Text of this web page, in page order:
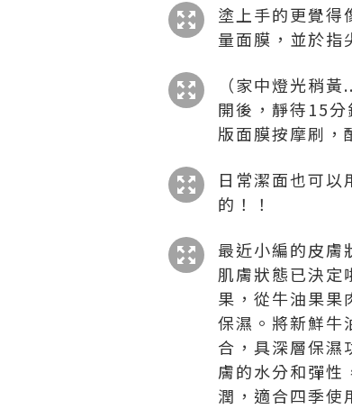
塗上手的更覺得
量面膜，並於指
（家中燈光稍
開後，靜待15
版面膜按摩刷，
日常潔面也可
的！！
最近小編的皮膚
肌膚狀態已決
果，從牛油果果
保濕。將新鮮牛
合，具深層保濕
膚的水分和彈性
潤，適合四季使